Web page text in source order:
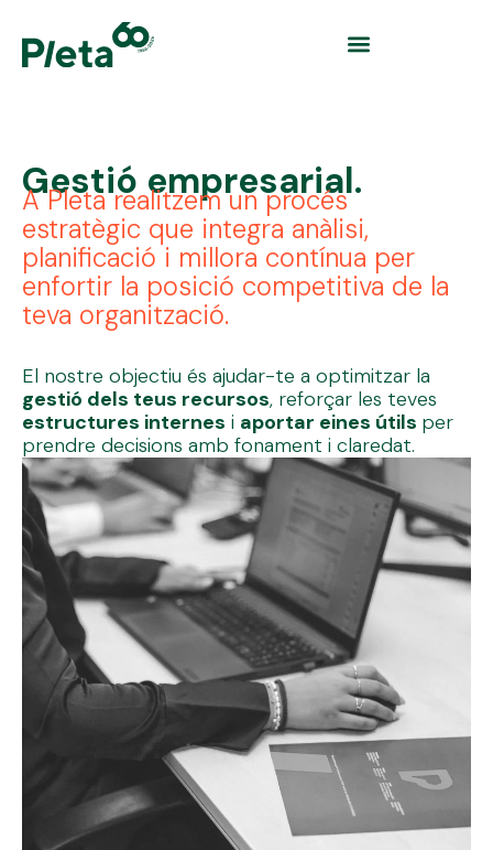
Gestió empresarial.
A Pleta realitzem un procés
estratègic que integra anàlisi,
planificació i millora contínua per
enfortir la posició competitiva de la
teva organització.
El nostre objectiu és ajudar-te a optimitzar la
gestió dels teus recursos, reforçar les teves
estructures internes i aportar eines útils per
prendre decisions amb fonament i claredat.